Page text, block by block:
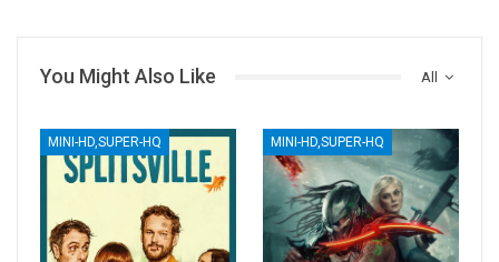
All
You Might Also Like
MINI-HD,SUPER-HQ MINI-HD,SUPER-HQ